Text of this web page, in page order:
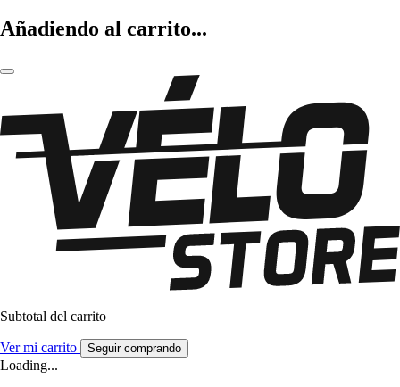
Añadiendo al carrito...
Subtotal del carrito
Ver mi carrito Seguir comprando
Loading...